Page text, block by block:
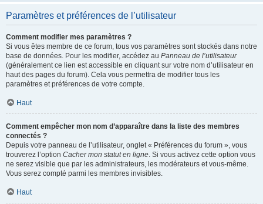
Paramètres et préférences de l’utilisateur
Comment modifier mes paramètres ?
Si vous êtes membre de ce forum, tous vos paramètres sont stockés dans notre
base de données. Pour les modifier, accédez au Panneau de l’utilisateur
(généralement ce lien est accessible en cliquant sur votre nom d’utilisateur en
haut des pages du forum). Cela vous permettra de modifier tous les
paramètres et préférences de votre compte.
Haut
Comment empêcher mon nom d’apparaître dans la liste des membres
connectés ?
Depuis votre panneau de l’utilisateur, onglet « Préférences du forum », vous
trouverez l’option Cacher mon statut en ligne. Si vous activez cette option vous
ne serez visible que par les administrateurs, les modérateurs et vous-même.
Vous serez compté parmi les membres invisibles.
Haut